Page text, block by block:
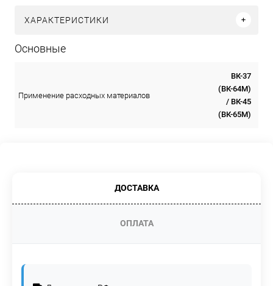
ХАРАКТЕРИСТИКИ
Основные
Применение расходных материалов
ВК-37
(ВК-64М)
/ ВК-45
(ВК-65М)
ДОСТАВКА
ОПЛАТА